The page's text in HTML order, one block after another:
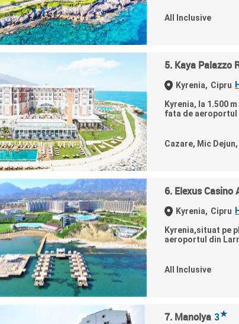
All Inclusive
5. Kaya Palazzo
Kyrenia, Cipru
Kyrenia, la 1.500
fata de aeroportul
Cazare, Mic
6. Elexus Casino
Kyrenia, Cipru
Kyrenia,situat pe
aeroportul din
All Inclusive
7. Manolya 3★